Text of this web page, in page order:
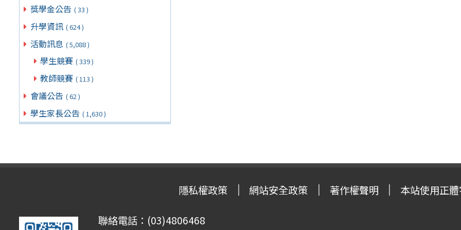
獎學金公告 ( 33 )
升學資訊 ( 624 )
活動訊息 ( 5,088 )
學生競賽 ( 339 )
教師競賽 ( 113 )
會議公告 ( 62 )
學生家長公告 ( 1,630 )
隱私權政策 網站安全政策 著作權聲明 本站使用正
聯絡電話：(03)4806468